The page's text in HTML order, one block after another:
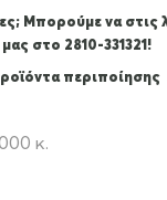
Μπορούμε να
στο 2810-331321!
κ.